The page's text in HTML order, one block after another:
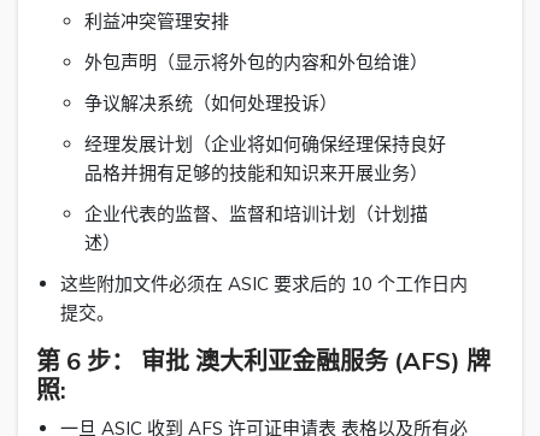
利益冲突管理安排
外包声明（显示将外包的内容和外包给谁）
争议解决系统（如何处理投诉）
经理发展计划（企业将如何确保经理保持良好
品格并拥有足够的技能和知识来开展业务）
企业代表的监督、监督和培训计划（计划描
述）
这些附加文件必须在 ASIC 要求后的 10 个工作日内
提交。
第 6 步： 审批 澳大利亚金融服务 (AFS) 牌
照:
一旦 ASIC 收到 AFS 许可证申请表 表格以及所有必